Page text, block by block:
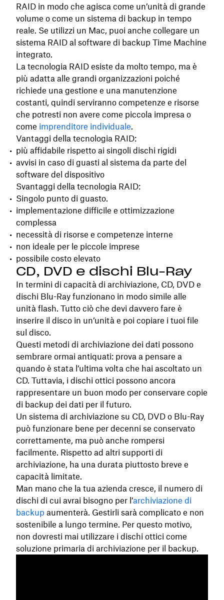
RAID in modo che agisca come un’unità di grande
volume o come un sistema di backup in tempo
reale. Se utilizzi un Mac, puoi anche collegare un
sistema RAID al software di backup Time Machine
integrato.
La tecnologia RAID esiste da molto tempo, ma è
più adatta alle grandi organizzazioni poiché
richiede una gestione e una manutenzione
costanti, quindi serviranno competenze e risorse
che potresti non avere come piccola impresa o
come imprenditore individuale.
Vantaggi della tecnologia RAID:
più affidabile rispetto ai singoli dischi rigidi
avvisi in caso di guasti al sistema da parte del
software del dispositivo
Svantaggi della tecnologia RAID:
Singolo punto di guasto.
implementazione difficile e ottimizzazione
complessa
necessità di risorse e competenze interne
non ideale per le piccole imprese
possibile costo elevato
CD, DVD e dischi Blu-Ray
In termini di capacità di archiviazione, CD, DVD e
dischi Blu-Ray funzionano in modo simile alle
unità flash. Tutto ciò che devi davvero fare è
inserire il disco in un’unità e poi copiare i tuoi file
sul disco.
Questi metodi di archiviazione dei dati possono
sembrare ormai antiquati: prova a pensare a
quando è stata l’ultima volta che hai ascoltato un
CD. Tuttavia, i dischi ottici possono ancora
rappresentare un buon modo per conservare copie
di backup dei dati per il futuro.
Un sistema di archiviazione su CD, DVD o Blu-Ray
può funzionare bene per decenni se conservato
correttamente, ma può anche rompersi
facilmente. Rispetto ad altri supporti di
archiviazione, ha una durata piuttosto breve e
capacità limitate.
Man mano che la tua azienda cresce, il numero di
dischi di cui avrai bisogno per l’archiviazione di
backup aumenterà. Gestirli sarà complicato e non
sostenibile a lungo termine. Per questo motivo,
non dovresti mai utilizzare i dischi ottici come
soluzione primaria di archiviazione per il backup.